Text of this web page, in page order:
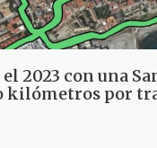
2023 con una
kilómetros por